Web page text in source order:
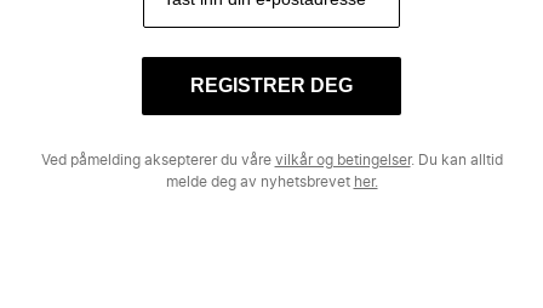
REGISTRER DEG
Ved påmelding aksepterer du våre vilkår og betingelser. Du kan alltid
melde deg av nyhetsbrevet her.